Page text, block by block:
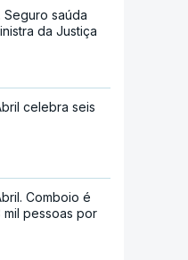
Seguro saúda
da Justiça
celebra seis
Comboio é
mil pessoas por